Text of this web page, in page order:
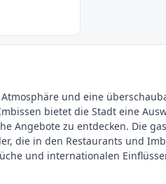
und eine
bietet die Stadt eine
Angebote zu entdecken. Die
die in den Restaurants und
und internationalen